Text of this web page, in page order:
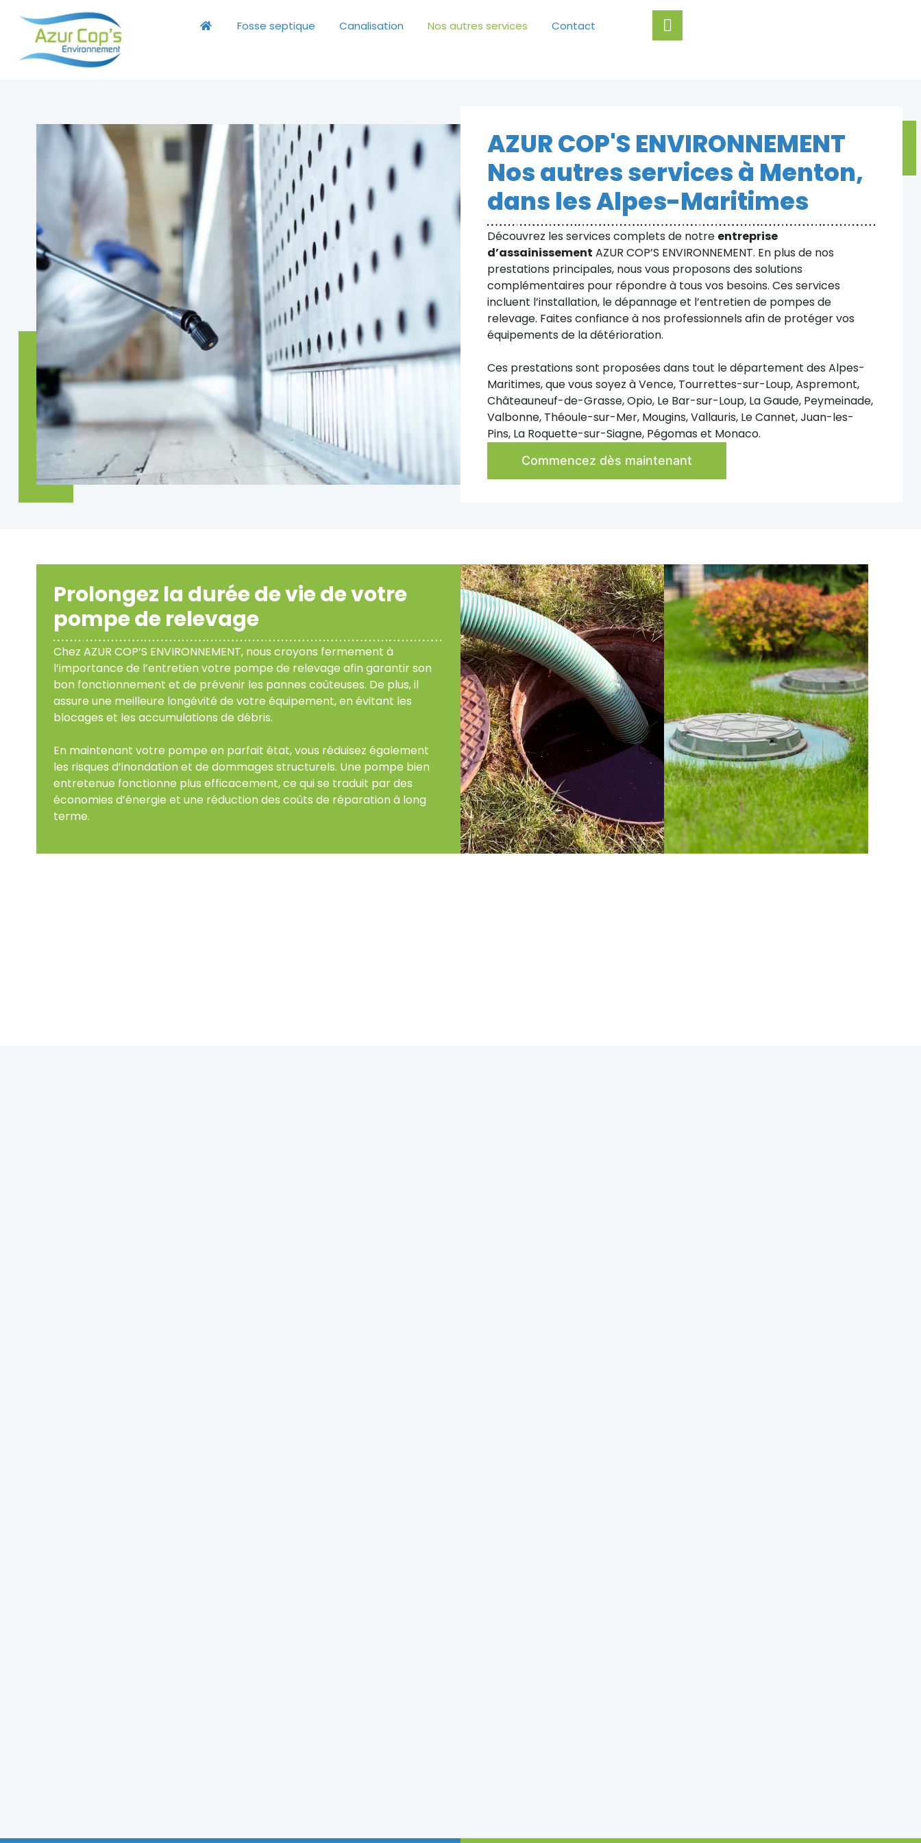
Fosse septique Canalisation Nos autres services Contact
AZUR COP'S ENVIRONNEMENT
Nos autres services à Menton,
dans les Alpes-Maritimes
Découvrez les services complets de notre entreprise
d’assainissement AZUR COP’S ENVIRONNEMENT. En plus de nos
prestations principales, nous vous proposons des solutions
complémentaires pour répondre à tous vos besoins. Ces services
incluent l’installation, le dépannage et l’entretien de pompes de
relevage. Faites confiance à nos professionnels afin de protéger vos
équipements de la détérioration.
Ces prestations sont proposées dans tout le département des Alpes-
Maritimes, que vous soyez à Vence, Tourrettes-sur-Loup, Aspremont,
Châteauneuf-de-Grasse, Opio, Le Bar-sur-Loup, La Gaude, Peymeinade,
Valbonne, Théoule-sur-Mer, Mougins, Vallauris, Le Cannet, Juan-les-
Pins, La Roquette-sur-Siagne, Pégomas et Monaco.
Commencez dès maintenant
Prolongez la durée de vie de votre
pompe de relevage
Chez AZUR COP’S ENVIRONNEMENT, nous croyons fermement à
l’importance de l’entretien votre pompe de relevage afin garantir son
bon fonctionnement et de prévenir les pannes coûteuses. De plus, il
assure une meilleure longévité de votre équipement, en évitant les
blocages et les accumulations de débris.
En maintenant votre pompe en parfait état, vous réduisez également
les risques d’inondation et de dommages structurels. Une pompe bien
entretenue fonctionne plus efficacement, ce qui se traduit par des
économies d’énergie et une réduction des coûts de réparation à long
terme.